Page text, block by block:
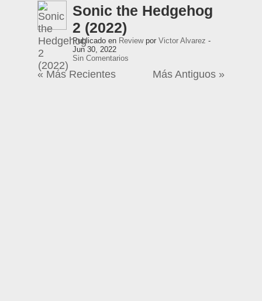
Sonic the Hedgehog
2 (2022)
Publicado en Reviewpor Victor Alvarez -
Jun 30, 2022
Sin Comentarios
« Más Recientes Más Antiguos »